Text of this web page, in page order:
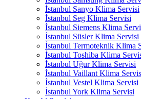
İstanbul Sanyo Klima Servisi
İstanbul Seg Klima Servisi
İstanbul Siemens Klima
İstanbul Süsler Klima Servisi
İstanbul Termoteknik Klima
İstanbul Toshiba Klima
İstanbul Uğur Klima Servisi
İstanbul Vaillant Klima
İstanbul Vestel Klima Servisi
İstanbul York Klima Servisi